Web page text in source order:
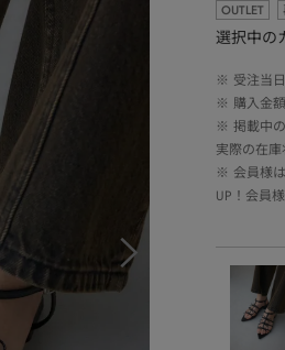
OUTLET
選択中の
※ 受注当
※ 購入金
※ 掲載中
実際の在庫
※ 会員様
UP！会員